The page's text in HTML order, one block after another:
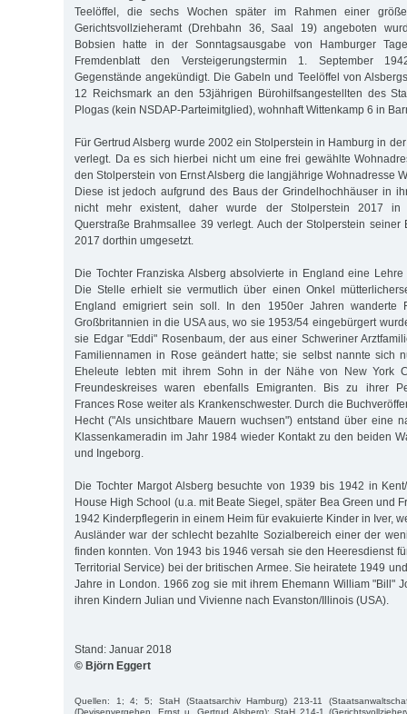
Teelöffel, die sechs Wochen später im Rahmen einer
Gerichtsvollzieheramt (Drehbahn 36, Saal 19) angeboten
Bobsien hatte in der Sonntagsausgabe von Hamburger
Fremdenblatt den Versteigerungstermin 1. September
Gegenstände angekündigt. Die Gabeln und Teelöffel von
12 Reichsmark an den 53jährigen Bürohilfsangestellten des
Plogas (kein NSDAP-Parteimitglied), wohnhaft Wittenkamp 6 in
Für Gertrud Alsberg wurde 2002 ein Stolperstein in Hamburg in
verlegt. Da es sich hierbei nicht um eine frei gewählte
den Stolperstein von Ernst Alsberg die langjährige Wohnadresse
Diese ist jedoch aufgrund des Baus der Grindelhochhäuser in
nicht mehr existent, daher wurde der Stolperstein 2017 in
Querstraße Brahmsallee 39 verlegt. Auch der Stolperstein seiner
2017 dorthin umgesetzt.
Die Tochter Franziska Alsberg absolvierte in England eine Lehre
Die Stelle erhielt sie vermutlich über einen Onkel
England emigriert sein soll. In den 1950er Jahren wanderte
Großbritannien in die USA aus, wo sie 1953/54 eingebürgert
sie Edgar "Eddi" Rosenbaum, der aus einer Schweriner
Familiennamen in Rose geändert hatte; sie selbst nannte sich
Eheleute lebten mit ihrem Sohn in der Nähe von New York
Freundeskreises waren ebenfalls Emigranten. Bis zu ihrer
Frances Rose weiter als Krankenschwester. Durch die
Hecht ("Als unsichtbare Mauern wuchsen") entstand über eine
Klassenkameradin im Jahr 1984 wieder Kontakt zu den beiden
und Ingeborg.
Die Tochter Margot Alsberg besuchte von 1939 bis 1942 in
House High School (u.a. mit Beate Siegel, später Bea Green und
1942 Kinderpflegerin in einem Heim für evakuierte Kinder in Iver,
Ausländer war der schlecht bezahlte Sozialbereich einer der
finden konnten. Von 1943 bis 1946 versah sie den Heeresdienst
Territorial Service) bei der britischen Armee. Sie heiratete 1949
Jahre in London. 1966 zog sie mit ihrem Ehemann William "Bill"
ihren Kindern Julian und Vivienne nach Evanston/Illinois (USA).
Stand: Januar 2018
© Björn Eggert
Quellen: 1; 4; 5; StaH (Staatsarchiv Hamburg) 213-11
(Devisenvergehen, Ernst u. Gertrud Alsberg); StaH 214-1